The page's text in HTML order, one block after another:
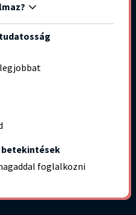
betekintések
foglalkozni